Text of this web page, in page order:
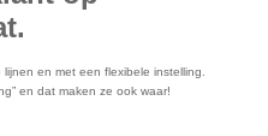
en met een flexibele instelling.
en dat maken ze ook waar!